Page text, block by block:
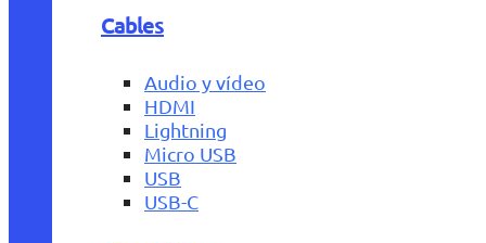
Cables
Audio y vídeo
HDMI
Lightning
Micro USB
USB
USB-C